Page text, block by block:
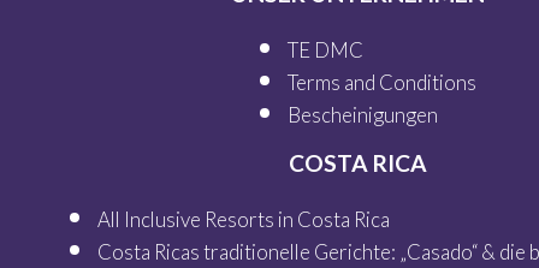
TE DMC
Terms and Conditions
Bescheinigungen
COSTA RICA
All Inclusive Resorts in Costa Rica
Costa Ricas traditionelle Gerichte: „Casado“ & die